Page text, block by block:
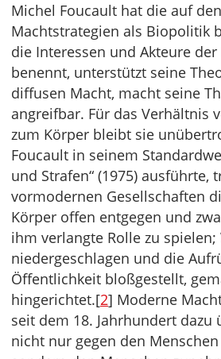
Michel Foucault hat die auf
Machtstrategien als Biopolitik
die Interessen und Akteure
benennt, unterstützt seine
diffusen Macht, macht seine
angreifbar. Für das Verhältnis
zum Körper bleibt sie
Foucault in seinem
und Strafen“ (1975) ausführte,
vormodernen Gesellschaften
Körper offen entgegen und
ihm verlangte Rolle zu
niedergeschlagen und die
Öffentlichkeit bloßgestellt,
hingerichtet.[2] Moderne
seit dem 18. Jahrhundert dazu
nicht nur gegen den